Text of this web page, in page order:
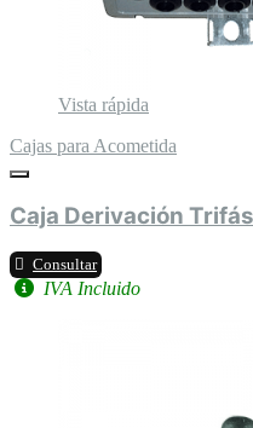
Vista rápida
Cajas para Acometida
Caja Derivación
Consultar
IVA Incluido